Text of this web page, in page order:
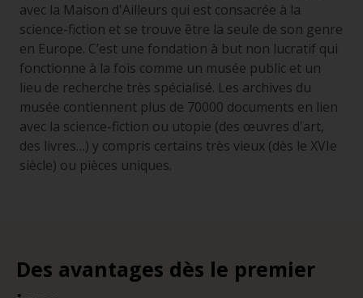
avec la Maison d'Ailleurs qui est consacrée à la
science-fiction et se trouve être la seule de son genre
en Europe. C’est une fondation à but non lucratif qui
fonctionne à la fois comme un musée public et un
lieu de recherche très spécialisé. Les archives du
musée contiennent plus de 70000 documents en lien
avec la science-fiction ou utopie (des œuvres d'art,
des livres…) y compris certains très vieux (dès le XVIe
siècle) ou pièces uniques.
Des avantages dès le premier